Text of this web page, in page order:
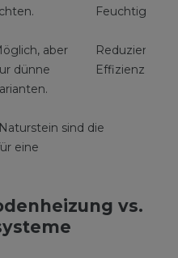
Feuchtigkeit.
aber
dünne
Reduzierte
Effizienz.
sind die
eine
vs.